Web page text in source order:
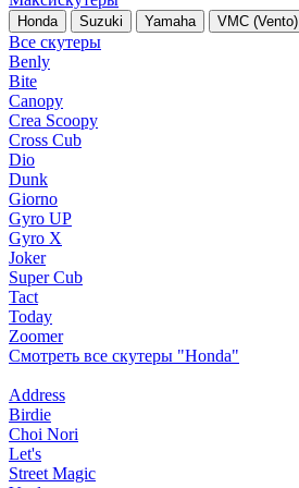
Honda Suzuki Yamaha VMC (Vento)
Все скутеры
Benly
Bite
Canopy
Crea Scoopy
Cross Cub
Dio
Dunk
Giorno
Gyro UP
Gyro X
Joker
Super Cub
Tact
Today
Zoomer
Смотреть все скутеры "Honda"
Address
Birdie
Choi Nori
Let's
Street Magic